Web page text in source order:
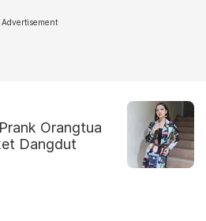
Advertisement
Orangtua
Dangdut